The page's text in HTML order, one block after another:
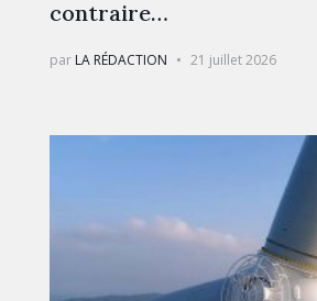
contraire…
par LA RÉDACTION 21 juillet 2026